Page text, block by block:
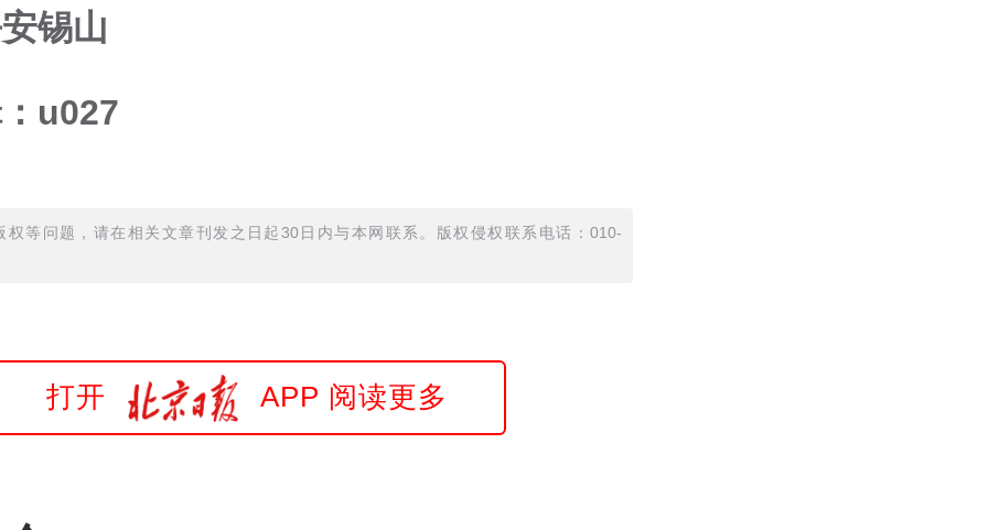
锡山
u027
权等问题，请在相关文章刊发之日起30日内与本网联系。版权侵权联系电话：010-
打开 APP 阅读更多